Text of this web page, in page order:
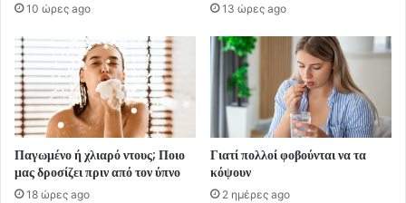
10 ώρες ago 13 ώρες ago
Παγωμένο ή χλιαρό ντους; Ποιο
μας δροσίζει πριν από τον ύπνο
18 ώρες ago
Γιατί πολλοί φοβούνται να τα
κόψουν
2 ημέρες ago